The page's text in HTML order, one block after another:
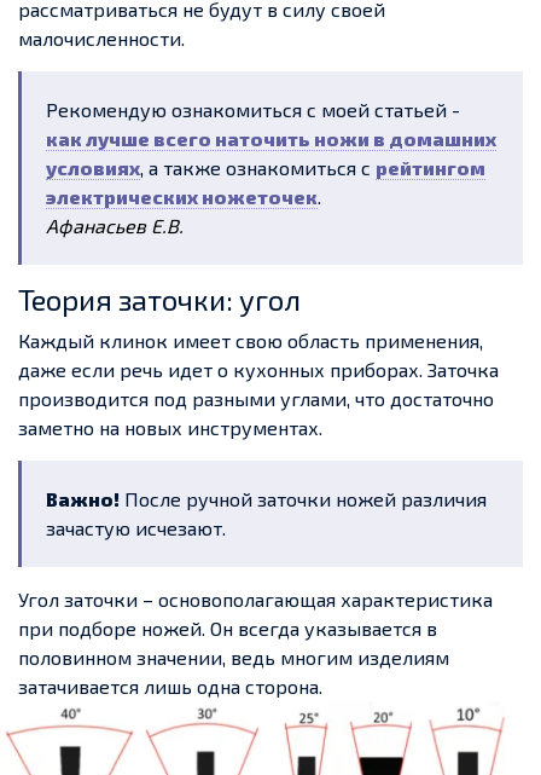
рассматриваться не будут в силу своей
малочисленности.
Рекомендую ознакомиться с моей статьей -
как лучше всего наточить ножи в домашних
условиях, а также ознакомиться с рейтингом
электрических ножеточек.
Афанасьев Е.В.
Теория заточки: угол
Каждый клинок имеет свою область применения,
даже если речь идет о кухонных приборах. Заточка
производится под разными углами, что достаточно
заметно на новых инструментах.
Важно! После ручной заточки ножей различия
зачастую исчезают.
Угол заточки – основополагающая характеристика
при подборе ножей. Он всегда указывается в
половинном значении, ведь многим изделиям
затачивается лишь одна сторона.